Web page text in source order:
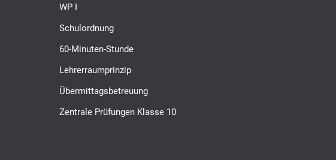
WP I
Schulordnung
60-Minuten-Stunde
Lehrerraumprinzip
Übermittagsbetreuung
Zentrale Prüfungen Klasse 10